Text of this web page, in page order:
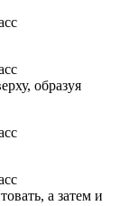
образуя
а затем и